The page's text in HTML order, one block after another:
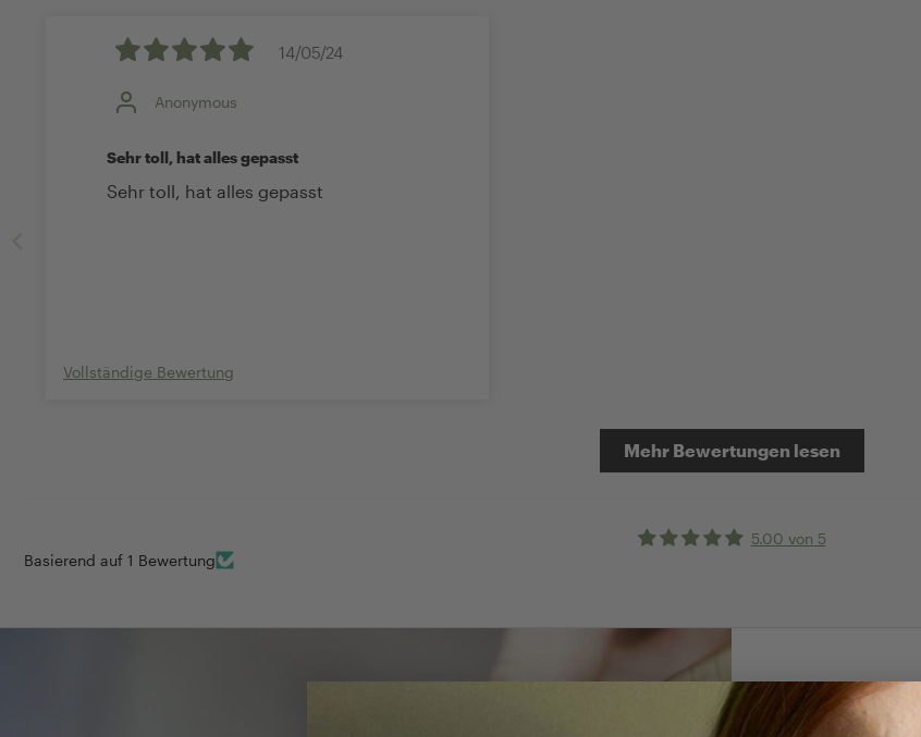
14/05/24
Anonymous
Sehr toll, hat alles gepasst
Sehr toll, hat alles gepasst
Vollständige Bewertung
Mehr Bewertungen lesen
5.00 von 5
Basierend auf 1 Bewertung